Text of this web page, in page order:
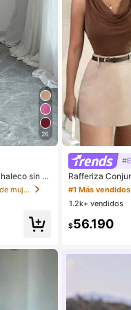
26
sin m
ofici
en Botón frontal Coords de mujer
Rafferiza
ustado sin
oque, elegante
cios y brunch
#1 Más vendidos
1.2k+ vendidos
$56.190